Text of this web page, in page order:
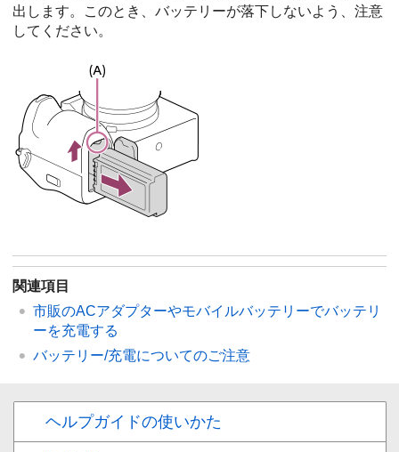
出します。このとき、バッテリーが落下しないよう、注意
してください。
関連項目
市販のACアダプターやモバイルバッテリーでバッテリ
ーを充電する
バッテリー/充電についてのご注意
ヘルプガイドの使いかた